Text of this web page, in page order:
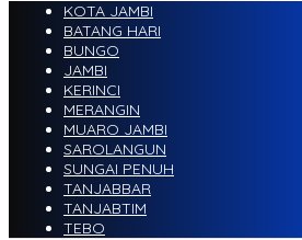
KOTA JAMBI
BATANG HARI
BUNGO
JAMBI
KERINCI
MERANGIN
MUARO JAMBI
SAROLANGUN
SUNGAI PENUH
TANJABBAR
TANJABTIM
TEBO